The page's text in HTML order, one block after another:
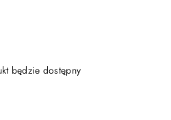
będzie dostępny